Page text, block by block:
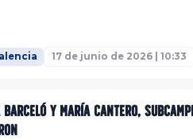
17 de junio de 2026 | 10:33
Barceló y María Cantero,